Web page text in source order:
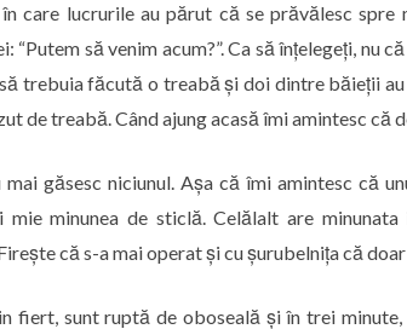
care lucrurile au părut că se prăvălesc spre
“Putem să venim acum?”. Ca să înțelegeți, nu
trebuia făcută o treabă și doi dintre băieții
de treabă. Când ajung acasă îmi amintesc că
găsesc niciunul. Așa că îmi amintesc că
minunea de sticlă. Celălalt are minunata
că s-a mai operat și cu șurubelnița că
fiert, sunt ruptă de oboseală și în trei